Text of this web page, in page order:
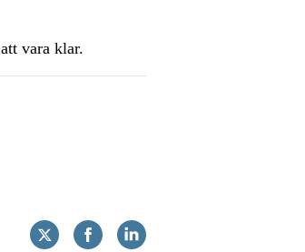
vara klar.